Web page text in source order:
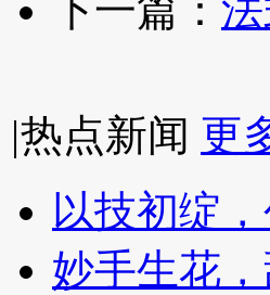
下一篇：
|热点新闻 更
以技初绽
妙手生花